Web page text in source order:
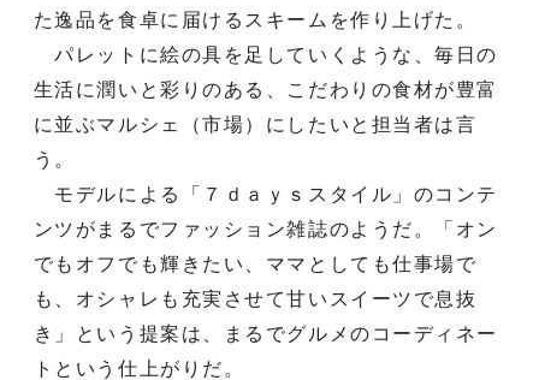
た逸品を食卓に届けるスキームを作り上げた。
パレットに絵の具を足していくような、毎日の
生活に潤いと彩りのある、こだわりの食材が豊富
に並ぶマルシェ（市場）にしたいと担当者は言
う。
モデルによる「７ｄａｙｓスタイル」のコンテ
ンツがまるでファッション雑誌のようだ。「オン
でもオフでも輝きたい、ママとしても仕事場で
も、オシャレも充実させて甘いスイーツで息抜
き」という提案は、まるでグルメのコーディネー
トという仕上がりだ。